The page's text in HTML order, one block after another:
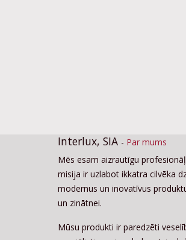
Interlux, SIA - Par mums
Mēs esam aizrautīgu
misija ir uzlabot ikkatra cilvēka
modernus un inovatīvus
un zinātnei.
Mūsu produkti ir paredzēti